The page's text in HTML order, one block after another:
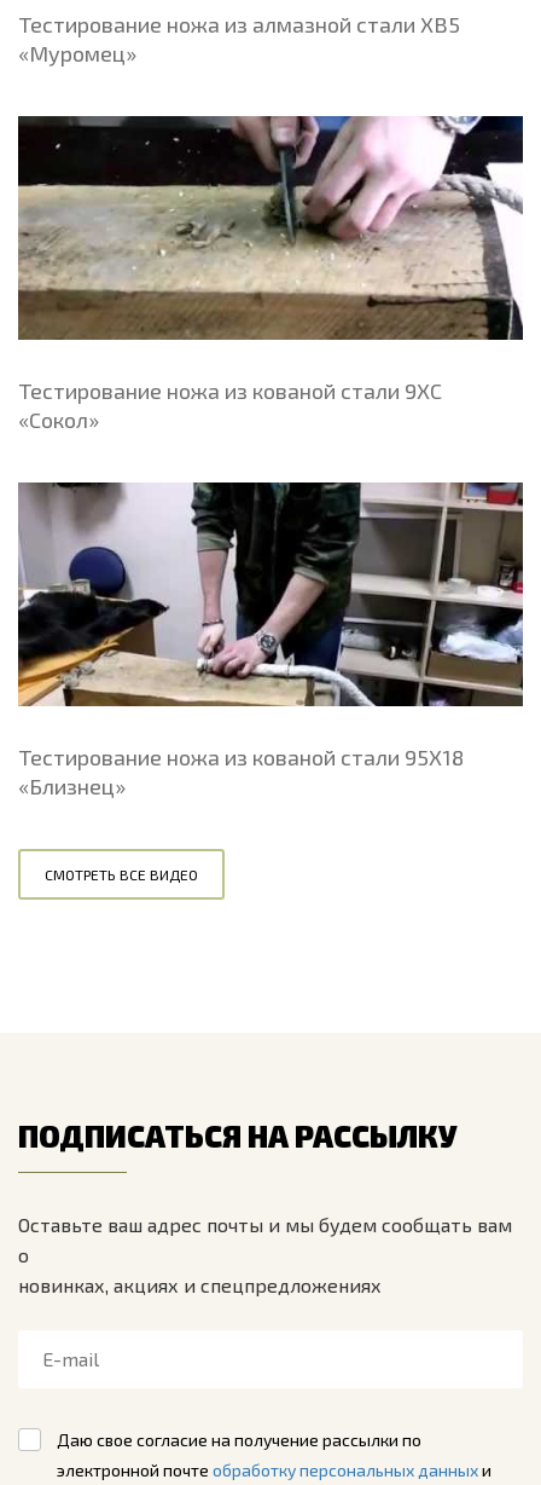
Тестирование ножа из алмазной стали ХВ5
«Муромец»
Тестирование ножа из кованой стали 9ХС
«Сокол»
Тестирование ножа из кованой стали 95Х18
«Близнец»
СМОТРЕТЬ ВСЕ ВИДЕО
ПОДПИСАТЬСЯ НА РАССЫЛКУ
Оставьте ваш адрес почты и мы будем сообщать вам
о
новинках, акциях и спецпредложениях
Даю свое согласие на получение рассылки по
электронной почте обработку персональных данныхи